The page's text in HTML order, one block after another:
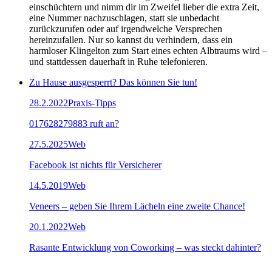
einschüchtern und nimm dir im Zweifel lieber die extra Zeit,
eine Nummer nachzuschlagen, statt sie unbedacht
zurückzurufen oder auf irgendwelche Versprechen
hereinzufallen. Nur so kannst du verhindern, dass ein
harmloser Klingelton zum Start eines echten Albtraums wird –
und stattdessen dauerhaft in Ruhe telefonieren.
Zu Hause ausgesperrt? Das können Sie tun!
28.2.2022Praxis-Tipps
017628279883 ruft an?
27.5.2025Web
Facebook ist nichts für Versicherer
14.5.2019Web
Veneers – geben Sie Ihrem Lächeln eine zweite Chance!
20.1.2022Web
Rasante Entwicklung von Coworking – was steckt dahinter?